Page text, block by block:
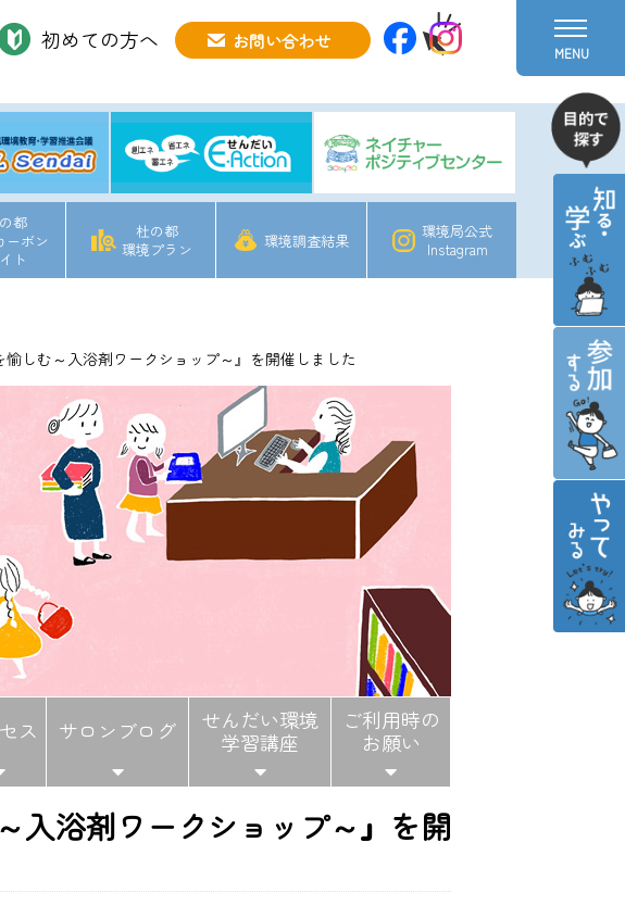
初めての方へ お問い合わせ
都
ーボン
ト
杜の都
環境プラン
環境調査結果
環境局公式
Instagram
MENU
しむ～入浴剤ワークショップ～』を開催しました
ス サロンブログ
せんだい環境
学習講座
ご利用時の
お願い
入浴剤ワークショップ～』を開